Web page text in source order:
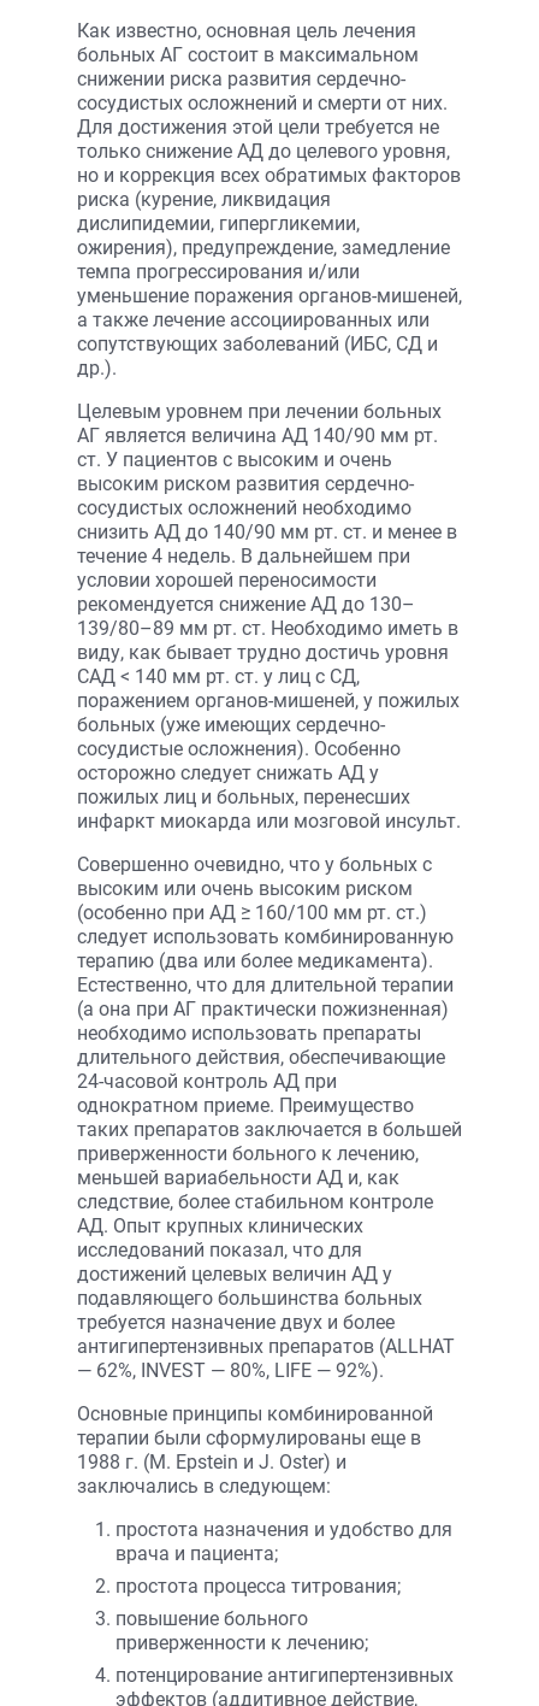
Как известно, основная цель лечения
больных АГ состоит в максимальном
снижении риска развития сердечно-
сосудистых осложнений и смерти от них.
Для достижения этой цели требуется не
только снижение АД до целевого уровня,
но и коррекция всех обратимых факторов
риска (курение, ликвидация
дислипидемии, гипергликемии,
ожирения), предупреждение, замедление
темпа прогрессирования и/или
уменьшение поражения органов-мишеней,
а также лечение ассоциированных или
сопутствующих заболеваний (ИБС, СД и
др.).
Целевым уровнем при лечении больных
АГ является величина АД 140/90 мм рт.
ст. У пациентов с высоким и очень
высоким риском развития сердечно-
сосудистых осложнений необходимо
снизить АД до 140/90 мм рт. ст. и менее в
течение 4 недель. В дальнейшем при
условии хорошей переносимости
рекомендуется снижение АД до 130–
139/80–89 мм рт. ст. Необходимо иметь в
виду, как бывает трудно достичь уровня
САД < 140 мм рт. ст. у лиц с СД,
поражением органов-мишеней, у пожилых
больных (уже имеющих сердечно-
сосудистые осложнения). Особенно
осторожно следует снижать АД у
пожилых лиц и больных, перенесших
инфаркт миокарда или мозговой инсульт.
Совершенно очевидно, что у больных с
высоким или очень высоким риском
(особенно при АД ≥ 160/100 мм рт. ст.)
следует использовать комбинированную
терапию (два или более медикамента).
Естественно, что для длительной терапии
(а она при АГ практически пожизненная)
необходимо использовать препараты
длительного действия, обеспечивающие
24-часовой контроль АД при
однократном приеме. Преимущество
таких препаратов заключается в большей
приверженности больного к лечению,
меньшей вариабельности АД и, как
следствие, более стабильном контроле
АД. Опыт крупных клинических
исследований показал, что для
достижений целевых величин АД у
подавляющего большинства больных
требуется назначение двух и более
антигипертензивных препаратов (ALLHAT
— 62%, INVEST — 80%, LIFE — 92%).
Основные принципы комбинированной
терапии были сформулированы еще в
1988 г. (M. Epstein и J. Oster) и
заключались в следующем:
простота назначения и удобство для
врача и пациента;
простота процесса титрования;
повышение больного
приверженности к лечению;
потенцирование антигипертензивных
эффектов (аддитивное действие,